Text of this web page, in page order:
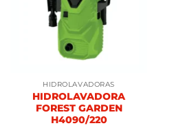
HIDROLAVADORAS
HIDROLAVADORA
FOREST GARDEN
H4090/220